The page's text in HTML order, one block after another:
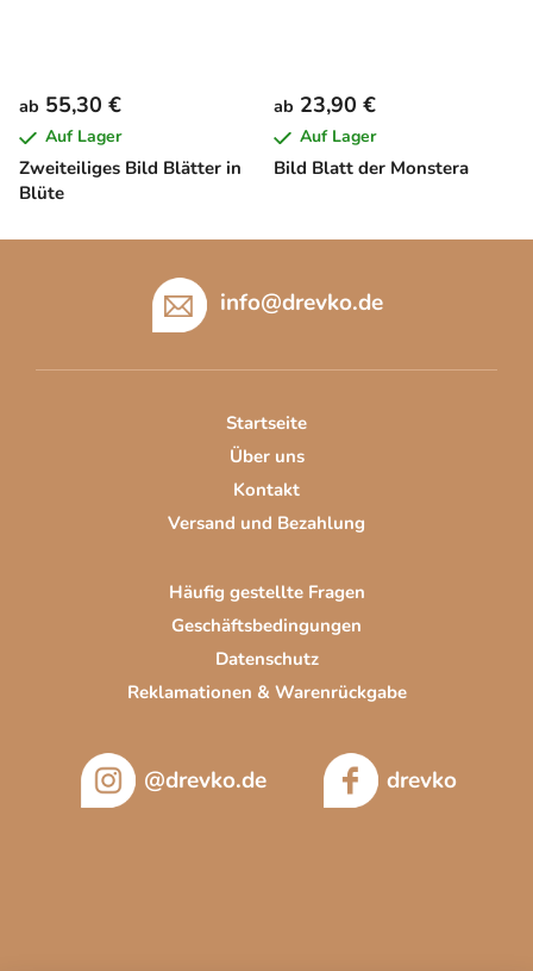
Zweiteiliges Bild Blätter in
Blüte
ab 55,30 €
Auf Lager
Bild Blatt der Monstera
ab 23,90 €
Auf Lager
info@drevko.de
Startseite
Über uns
Kontakt
Versand und Bezahlung
Häufig gestellte Fragen
Geschäftsbedingungen
Datenschutz
Reklamationen & Warenrückgabe
@drevko.de drevko